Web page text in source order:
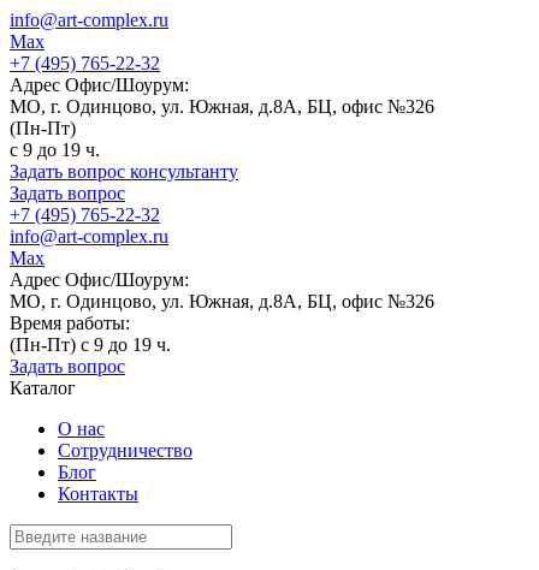
info@art-complex.ru
Max
+7 (495) 765-22-32
Адрес Офис/Шоурум:
МО, г. Одинцово, ул. Южная, д.8А, БЦ, офис №326
(Пн-Пт)
с 9 до 19 ч.
Задать вопрос консультанту
Задать вопрос
+7 (495) 765-22-32
info@art-complex.ru
Max
Адрес Офис/Шоурум:
МО, г. Одинцово, ул. Южная, д.8А, БЦ, офис №326
Время работы:
(Пн-Пт) с 9 до 19 ч.
Задать вопрос
Каталог
О нас
Сотрудничество
Блог
Контакты